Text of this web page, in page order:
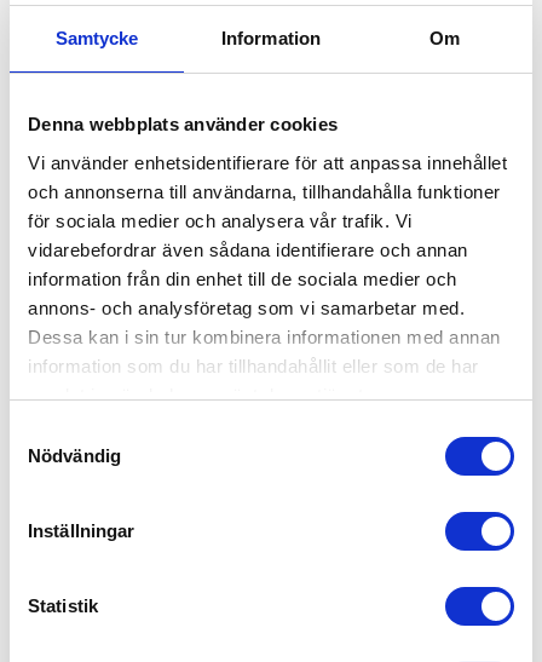
Samtycke Information Om
Denna webbplats använder cookies
Vi använder enhetsidentifierare för att anpassa innehållet
och annonserna till användarna, tillhandahålla funktioner
för sociala medier och analysera vår trafik. Vi
vidarebefordrar även sådana identifierare och annan
information från din enhet till de sociala medier och
annons- och analysföretag som vi samarbetar med.
Dessa kan i sin tur kombinera informationen med annan
information som du har tillhandahållit eller som de har
samlat in när du har använt deras tjänster.
Nödvändig
Inställningar
Statistik